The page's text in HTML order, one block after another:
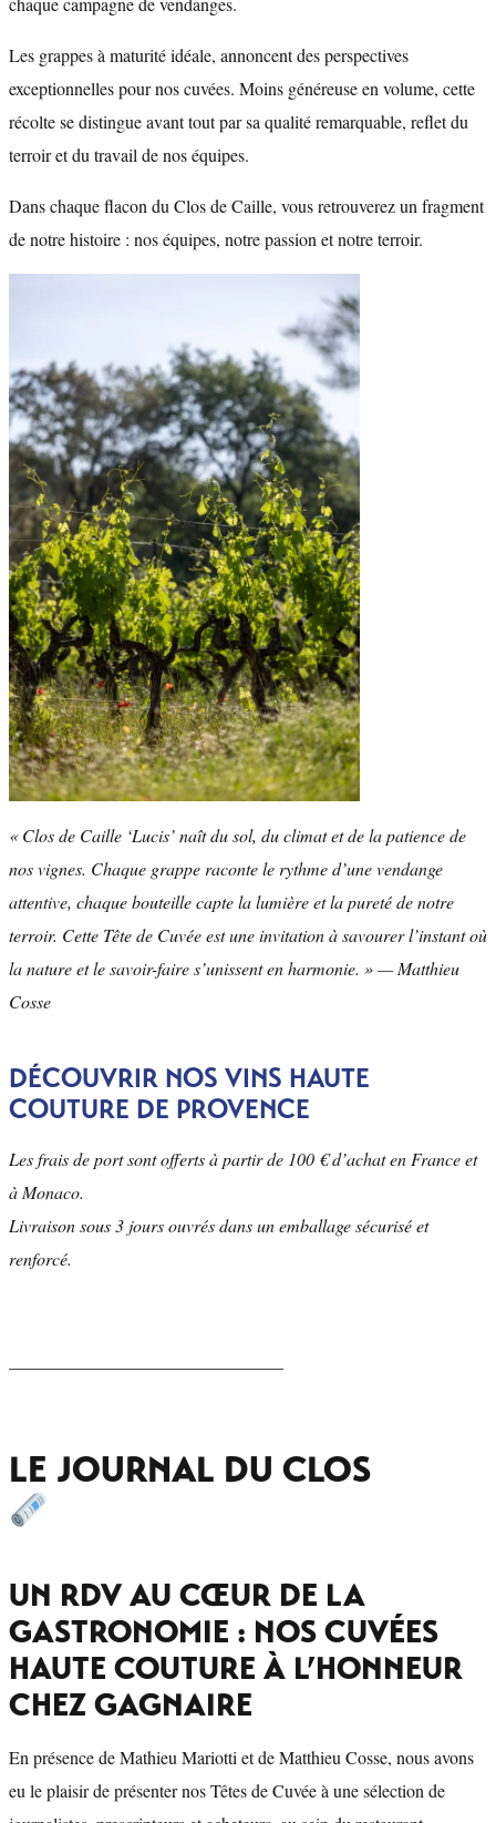
Les grappes à maturité idéale, annoncent des perspectives
exceptionnelles pour nos cuvées. Moins généreuse en volume, cette
récolte se distingue avant tout par sa qualité remarquable, reflet du
terroir et du travail de nos équipes.
Dans chaque flacon du Clos de Caille, vous retrouverez un fragment
de notre histoire : nos équipes, notre passion et notre terroir.
« Clos de Caille ‘Lucis’ naît du sol, du climat et de la patience de
nos vignes. Chaque grappe raconte le rythme d’une vendange
attentive, chaque bouteille capte la lumière et la pureté de notre
terroir. Cette Tête de Cuvée est une invitation à savourer l’instant où
la nature et le savoir-faire s’unissent en harmonie. » — Matthieu
Cosse
DÉCOUVRIR NOS VINS HAUTE
COUTURE DE PROVENCE
Les frais de port sont offerts à partir de 100 € d’achat en France et
à Monaco.
Livraison sous 3 jours ouvrés dans un emballage sécurisé et
renforcé.
LE JOURNAL DU CLOS
UN RDV AU CŒUR DE LA
GASTRONOMIE : NOS CUVÉES
HAUTE COUTURE À L’HONNEUR
CHEZ GAGNAIRE
En présence de Mathieu Mariotti et de Matthieu Cosse, nous avons
eu le plaisir de présenter nos Têtes de Cuvée à une sélection de